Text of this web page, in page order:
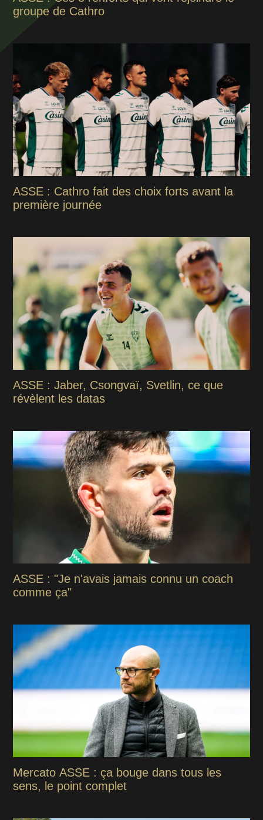
groupe de Cathro
ASSE : Cathro fait des choix forts avant la
première journée
ASSE : Jaber, Csongvaï, Svetlin, ce que
révèlent les datas
ASSE : "Je n'avais jamais connu un coach
comme ça"
Mercato ASSE : ça bouge dans tous les
sens, le point complet